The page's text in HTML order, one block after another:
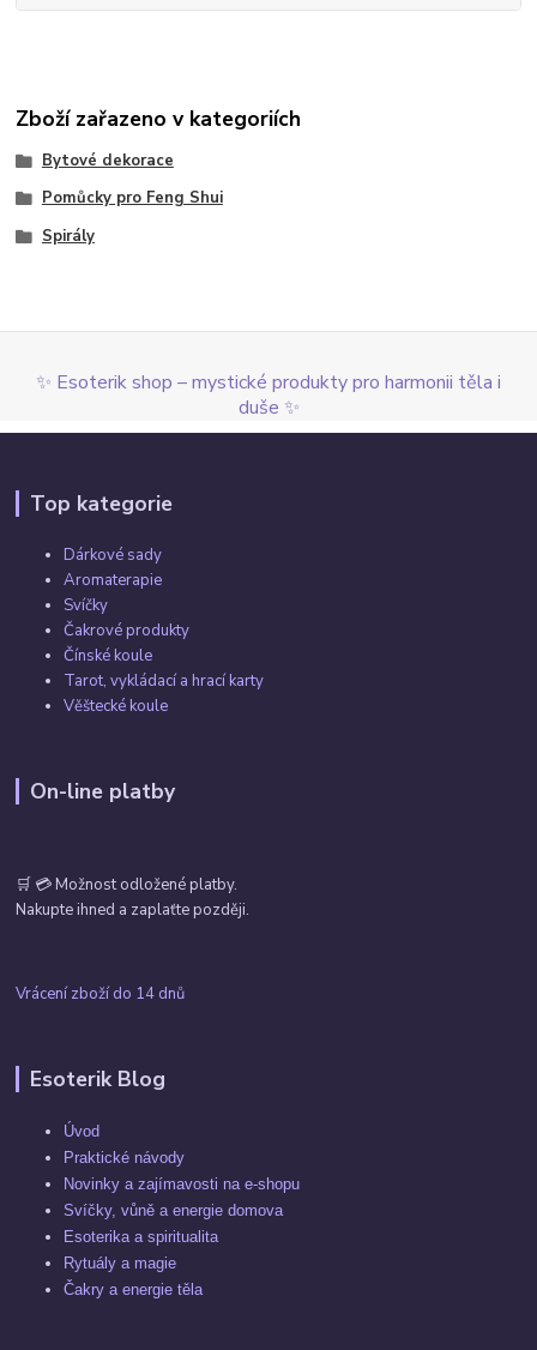
Zboží zařazeno v kategoriích
Bytové dekorace
Pomůcky pro Feng Shui
Spirály
✨ Esoterik shop – mystické produkty pro harmonii těla i
duše ✨
Top kategorie
Dárkové sady
Aromaterapie
Svíčky
Čakrové produkty
Čínské koule
Tarot, vykládací a hrací karty
Věštecké koule
On-line platby
🛒 💳 Možnost odložené platby.
Nakupte ihned a zaplaťte později.
Vrácení zboží do 14 dnů
Esoterik Blog
Úvod
Praktické návody
Novinky a zajímavosti na e-shopu
Svíčky, vůně a energie domova
Esoterika a spiritualita
Rytuály a magie
Čakry a energie těla